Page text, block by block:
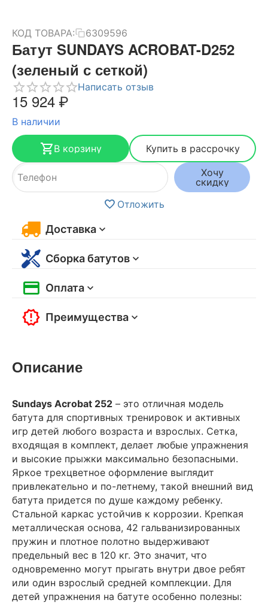
КОД ТОВАРА: 6309596
Батут SUNDAYS ACROBAT-D252
(зеленый с сеткой)
Написать отзыв
15 924₽
В наличии
В корзину
Купить в рассрочку
Хочу
скидку
Отложить
Доставка
Сборка батутов
Оплата
Преимущества
Описание
Sundays Acrobat 252 – это отличная модель
батута для спортивных тренировок и активных
игр детей любого возраста и взрослых. Сетка,
входящая в комплект, делает любые упражнения
и высокие прыжки максимально безопасными.
Яркое трехцветное оформление выглядит
привлекательно и по-летнему, такой внешний вид
батута придется по душе каждому ребенку.
Стальной каркас устойчив к коррозии. Крепкая
металлическая основа, 42 гальванизированных
пружин и плотное полотно выдерживают
предельный вес в 120 кг. Это значит, что
одновременно могут прыгать внутри двое ребят
или один взрослый средней комплекции. Для
детей упражнения на батуте особенно полезны: